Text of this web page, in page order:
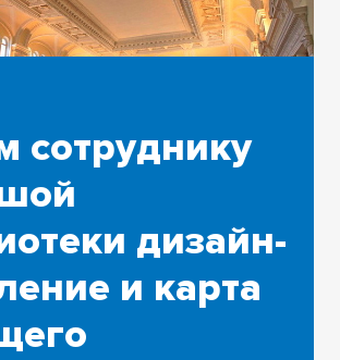
сотруднику
дизайн-
и карта